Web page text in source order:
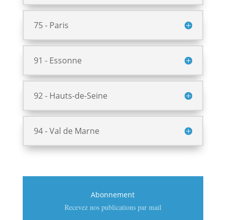
75 - Paris
91 - Essonne
92 - Hauts-de-Seine
94 - Val de Marne
Abonnement
Recevez nos publications par mail